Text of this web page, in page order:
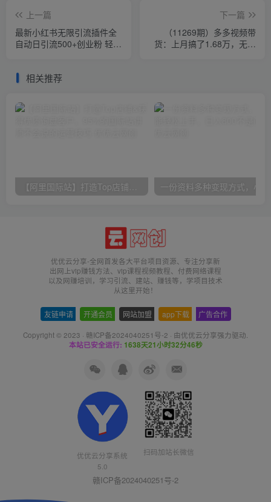
上一篇
最新小红书无限引流插件全
自动日引流500+创业粉 轻松
下一篇
（11269期）多多视频带
货：上月搞了1.68万，无脑
相关推荐
优优云分享-全网首发各大平台项目资源、专注分享新
出网上vip赚钱方法、vip课程视频教程、付费网络课程
以及网赚培训，学习引流、建站、赚钱等，学项目技术
从这里开始！
友链申请 开通会员 网站加盟 app下载 广告合作
Copyright © 2023 · 赣ICP备2024040251号-2 · 由优优云分享强力驱动.
本站已安全运行: 1638天21小时32分47秒
优优云分享系统
5.0
扫码加站长微信
赣ICP备2024040251号-2